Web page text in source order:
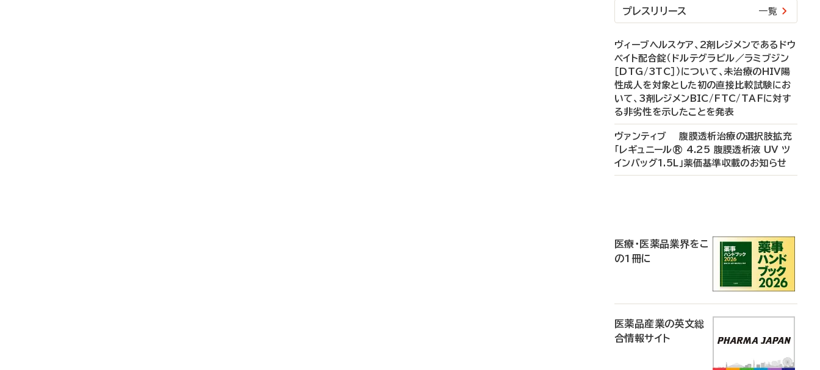
プレスリリース 一覧
ヴィーブヘルスケア、2剤レジメンであるドウ
ベイト配合錠（ドルテグラビル／ラミブジン
［DTG/3TC］）について、未治療のHIV陽
性成人を対象とした初の直接比較試験にお
いて、3剤レジメンBIC/FTC/TAFに対す
る非劣性を示したことを発表
ヴァンティブ 腹膜透析治療の選択肢拡充
「レギュニール® 4.25 腹膜透析液 UV ツ
インバッグ1.5L」薬価基準収載のお知らせ
医療・医薬品業界をこ
の1冊に
医薬品産業の英文総
合情報サイト